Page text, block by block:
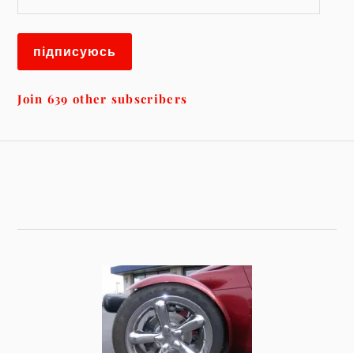
підписуюсь
Join 639 other subscribers